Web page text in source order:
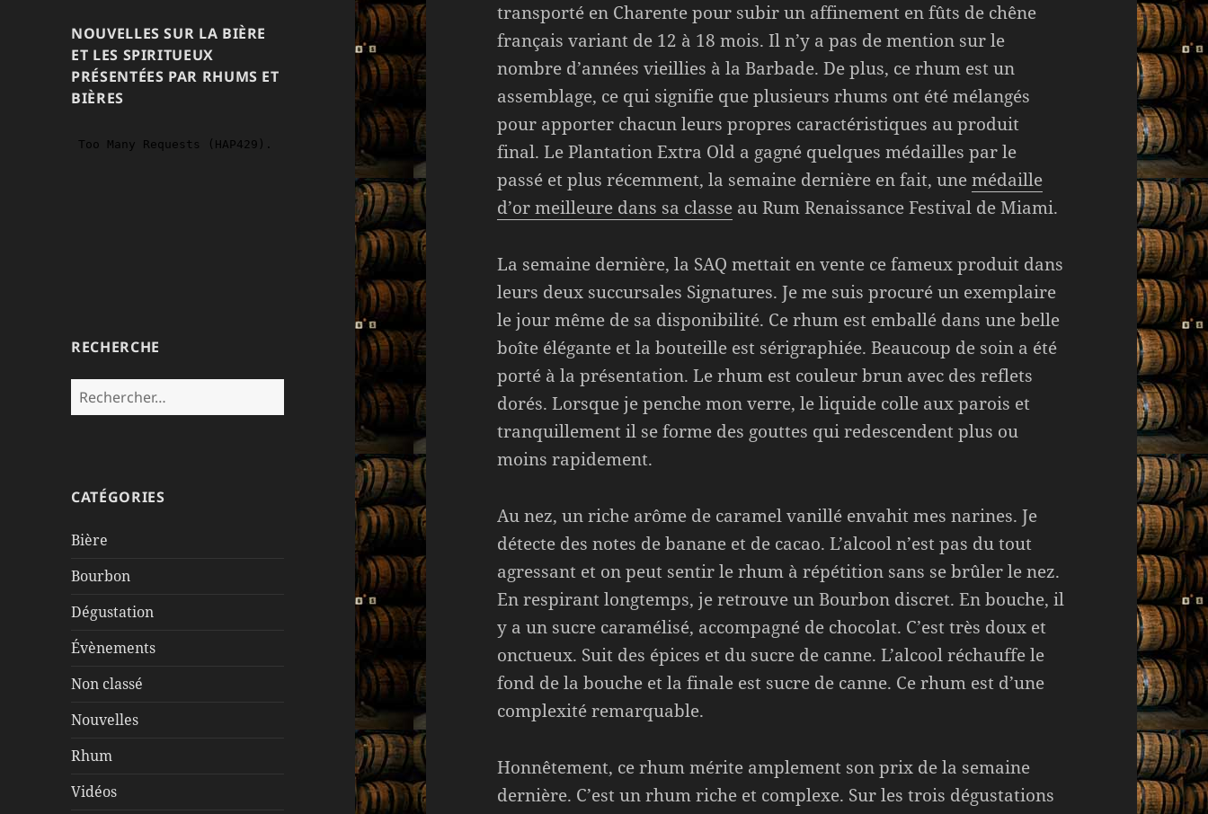
NOUVELLES SUR LA BIÈRE
ET LES SPIRITUEUX
PRÉSENTÉES PAR RHUMS ET
BIÈRES
RECHERCHE
Rechercher :
CATÉGORIES
Bière
Bourbon
Dégustation
Évènements
Non classé
Nouvelles
Rhum
Vidéos
transporté en Charente pour subir un affinement en fûts de chêne
français variant de 12 à 18 mois. Il n’y a pas de mention sur le
nombre d’années vieillies à la Barbade. De plus, ce rhum est un
assemblage, ce qui signifie que plusieurs rhums ont été mélangés
pour apporter chacun leurs propres caractéristiques au produit
final. Le Plantation Extra Old a gagné quelques médailles par le
passé et plus récemment, la semaine dernière en fait, unemédaille
d’or meilleure dans sa classe au Rum Renaissance Festival de Miami.
La semaine dernière, la SAQ mettait en vente ce fameux produit dans
leurs deux succursales Signatures. Je me suis procuré un exemplaire
le jour même de sa disponibilité. Ce rhum est emballé dans une belle
boîte élégante et la bouteille est sérigraphiée. Beaucoup de soin a été
porté à la présentation. Le rhum est couleur brun avec des reflets
dorés. Lorsque je penche mon verre, le liquide colle aux parois et
tranquillement il se forme des gouttes qui redescendent plus ou
moins rapidement.
Au nez, un riche arôme de caramel vanillé envahit mes narines. Je
détecte des notes de banane et de cacao. L’alcool n’est pas du tout
agressant et on peut sentir le rhum à répétition sans se brûler le nez.
En respirant longtemps, je retrouve un Bourbon discret. En bouche, il
y a un sucre caramélisé, accompagné de chocolat. C’est très doux et
onctueux. Suit des épices et du sucre de canne. L’alcool réchauffe le
fond de la bouche et la finale est sucre de canne. Ce rhum est d’une
complexité remarquable.
Honnêtement, ce rhum mérite amplement son prix de la semaine
dernière. C’est un rhum riche et complexe. Sur les trois dégustations